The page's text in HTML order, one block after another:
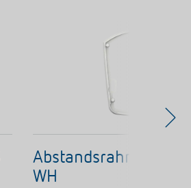
Abstandsrahmen
WH